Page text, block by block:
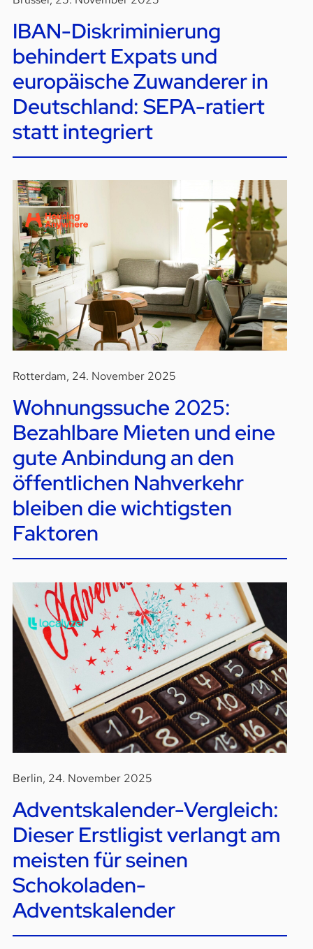
IBAN-Diskriminierung
behindert Expats und
europäische Zuwanderer in
Deutschland: SEPA-ratiert
statt integriert
Rotterdam, 24. November 2025
Wohnungssuche 2025:
Bezahlbare Mieten und eine
gute Anbindung an den
öffentlichen Nahverkehr
bleiben die wichtigsten
Faktoren
Berlin, 24. November 2025
Adventskalender-Vergleich:
Dieser Erstligist verlangt am
meisten für seinen
Schokoladen-
Adventskalender